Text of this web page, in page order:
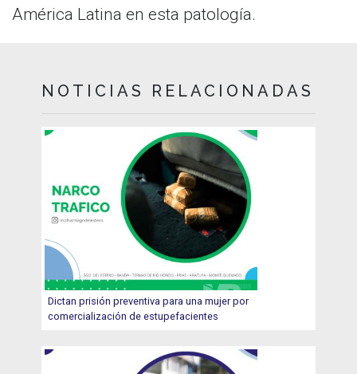
América Latina en esta patología.
NOTICIAS RELACIONADAS
Dictan prisión preventiva para una mujer por
comercialización de estupefacientes